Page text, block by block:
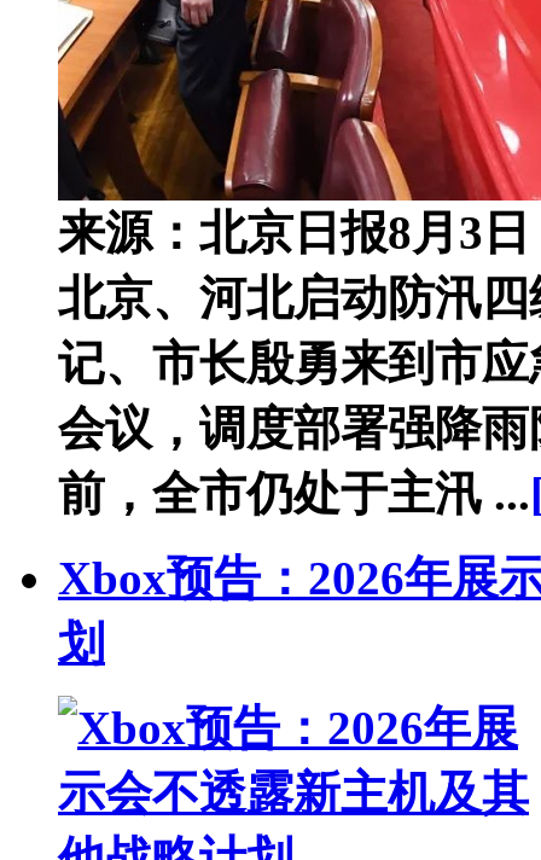
来源：北京日报8月3
北京、河北启动防汛
记、市长殷勇来到市
会议，调度部署强降
前，全市仍处于主汛 ...
Xbox预告：2026年展
划